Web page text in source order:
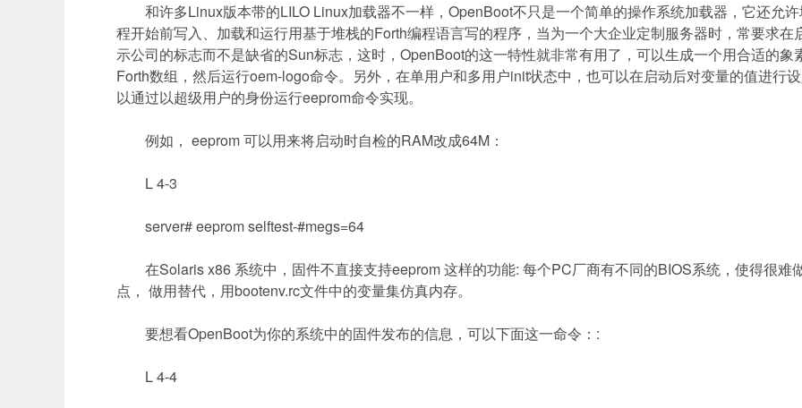
和许多Linux版本带的LILO Linux加载器不一样， OpenBoot不只是一个简单的操作系统加载器，它还允
程开始前写入、加载和运行用基于堆栈的Forth编程语言写的程序，当为一个大企业定制服务器时，常要求在
示公司的标志而不是缺省的Sun标志，这时， OpenBoot的这一特性就非常有用了，可以生成一个用合适的象
Forth数组，然后运行oem-logo命令。另外，在单用户和多用户init状态中，也可以在启动后对变量的值进行
以通过以超级用户的身份运行eeprom命令实现。
例如， eeprom可以用来将启动时自检的RAM改成64M ：
L 4-3
server# eeprom selftest-#megs=64
在Solaris x86 系统中，固件不直接支持eeprom这样的功能: 每个PC厂商有不同的BIOS系统，使得很难
点， 做用替代，用bootenv.rc文件中的变量集仿真内存。
要想看OpenBoot为你的系统中的固件发布的信息，可以下面这一命令： :
L 4-4